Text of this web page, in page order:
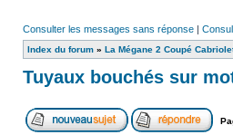
Consulter les messages sans réponse |
Index du forum » La Mégane 2 Coupé
Tuyaux bouchés sur